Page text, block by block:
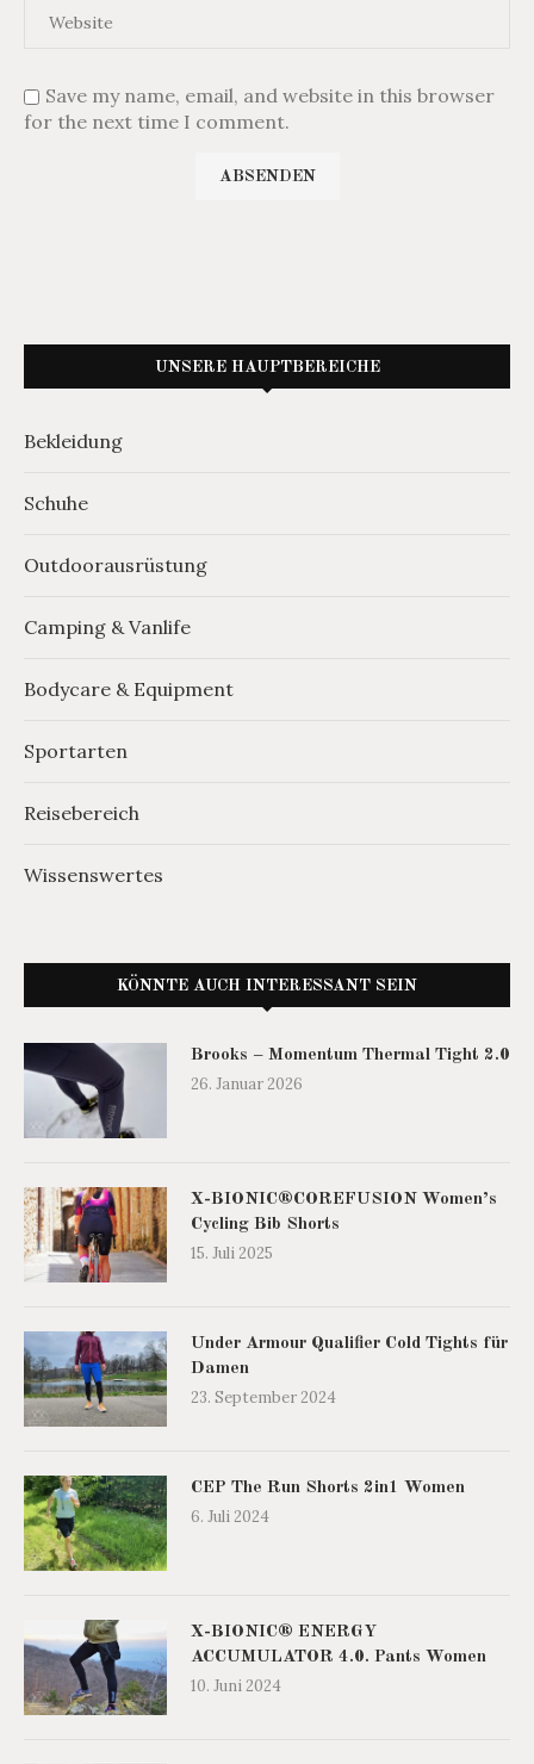
Save my name, email, and website in this browser
for the next time I comment.
UNSERE HAUPTBEREICHE
Bekleidung
Schuhe
Outdoorausrüstung
Camping & Vanlife
Bodycare & Equipment
Sportarten
Reisebereich
Wissenswertes
KÖNNTE AUCH INTERESSANT SEIN
Brooks – Momentum Thermal Tight 2.0
26. Januar 2026
X-BIONIC®COREFUSION Women’s
Cycling Bib Shorts
15. Juli 2025
Under Armour Qualifier Cold Tights für
Damen
23. September 2024
CEP The Run Shorts 2in1 Women
6. Juli 2024
X-BIONIC® ENERGY
ACCUMULATOR 4.0. Pants Women
10. Juni 2024